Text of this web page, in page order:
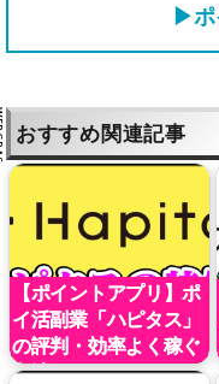
▶ポ
おすすめ関連記事
【ポイントアプリ】ポ
イ活副業「ハピタス」
の評判・効率よく稼ぐ
方法…